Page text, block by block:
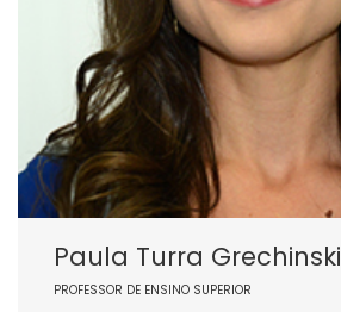
Paula Turra Grechinski
PROFESSOR DE ENSINO SUPERIOR